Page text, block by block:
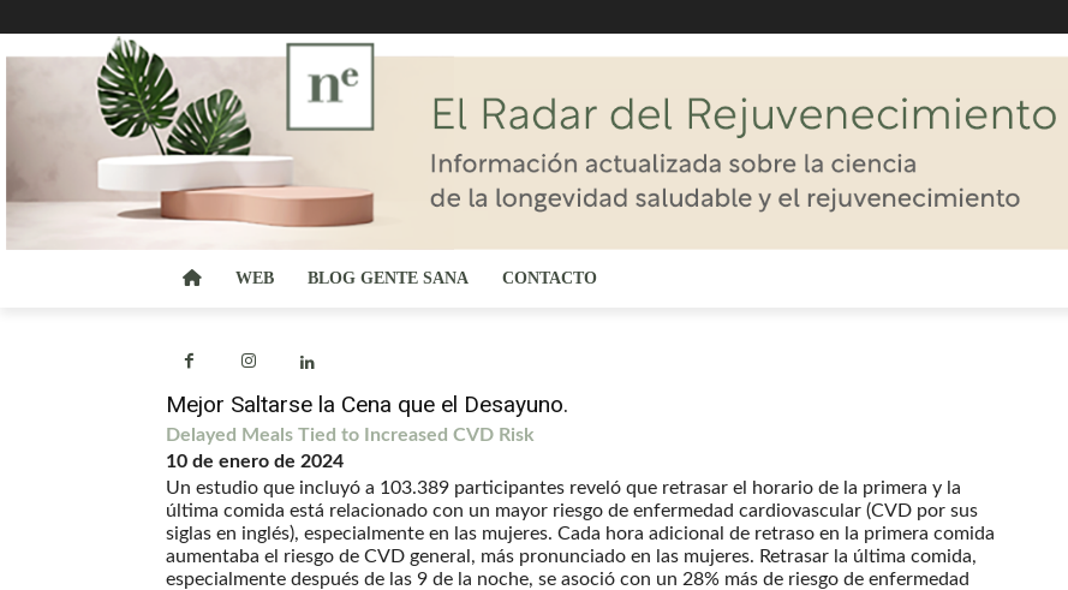
WEB BLOG GENTE SANA CONTACTO
Mejor Saltarse la Cena que el Desayuno.
Delayed Meals Tied to Increased CVD Risk
10 de enero de 2024
Un estudio que incluyó a 103.389 participantes reveló que retrasar el horario de la primera y la
última comida está relacionado con un mayor riesgo de enfermedad cardiovascular (CVD por sus
siglas en inglés), especialmente en las mujeres. Cada hora adicional de retraso en la primera comida
aumentaba el riesgo de CVD general, más pronunciado en las mujeres. Retrasar la última comida,
especialmente después de las 9 de la noche, se asoció con un 28% más de riesgo de enfermedad